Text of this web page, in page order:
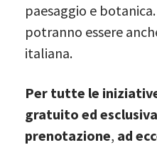
paesaggio e
potranno essere
italiana.
Per tutte le
gratuito ed
prenotazione, ad